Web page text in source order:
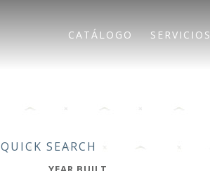
CATÁLOGO SERVICIOS
QUICK SEARCH